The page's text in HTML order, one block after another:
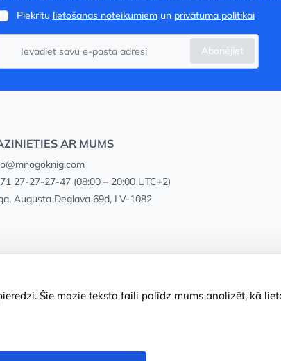
Piekrītu lietošanas noteikumiemun privātuma politikai
Abonējiet
AR MUMS
27-27-27-47(08:00 – 20:00 UTC+2)
Augusta Deglava 69d, LV-1082
Šie mazie teksta faili palīdz mums analizēt, kā